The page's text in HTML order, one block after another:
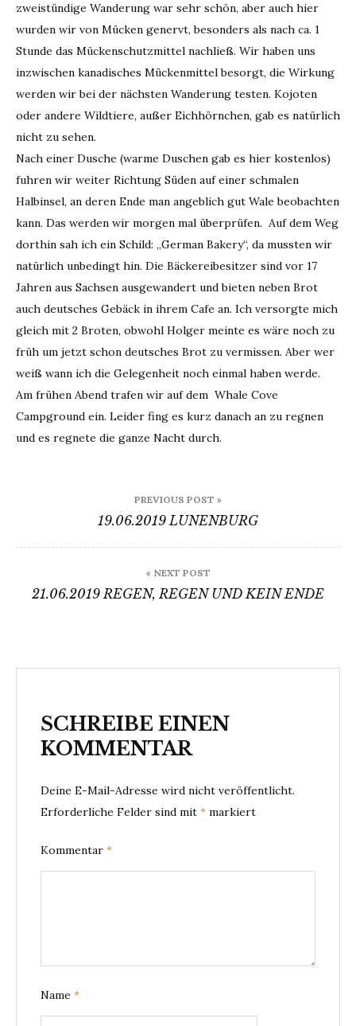
zweistündige Wanderung war sehr schön, aber auch hier
wurden wir von Mücken genervt, besonders als nach ca. 1
Stunde das Mückenschutzmittel nachließ. Wir haben uns
inzwischen kanadisches Mückenmittel besorgt, die Wirkung
werden wir bei der nächsten Wanderung testen. Kojoten
oder andere Wildtiere, außer Eichhörnchen, gab es natürlich
nicht zu sehen.
Nach einer Dusche (warme Duschen gab es hier kostenlos)
fuhren wir weiter Richtung Süden auf einer schmalen
Halbinsel, an deren Ende man angeblich gut Wale beobachten
kann. Das werden wir morgen mal überprüfen. Auf dem Weg
dorthin sah ich ein Schild: „German Bakery“, da mussten wir
natürlich unbedingt hin. Die Bäckereibesitzer sind vor 17
Jahren aus Sachsen ausgewandert und bieten neben Brot
auch deutsches Gebäck in ihrem Cafe an. Ich versorgte mich
gleich mit 2 Broten, obwohl Holger meinte es wäre noch zu
früh um jetzt schon deutsches Brot zu vermissen. Aber wer
weiß wann ich die Gelegenheit noch einmal haben werde.
Am frühen Abend trafen wir auf dem Whale Cove
Campground ein. Leider fing es kurz danach an zu regnen
und es regnete die ganze Nacht durch.
PREVIOUS POST »
19.06.2019 LUNENBURG
« NEXT POST
21.06.2019 REGEN, REGEN UND KEIN ENDE
SCHREIBE EINEN
KOMMENTAR
Deine E-Mail-Adresse wird nicht veröffentlicht.
Erforderliche Felder sind mit * markiert
Kommentar *
Name *